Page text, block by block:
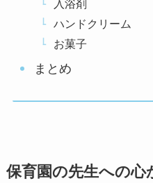
入浴剤
ハンドクリーム
お菓子
まとめ
保育園の先生への心